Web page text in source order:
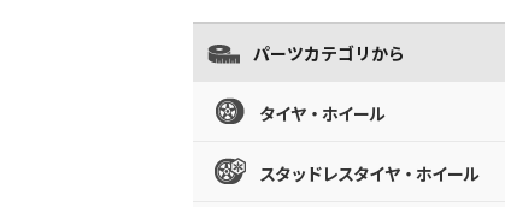
パーツカテゴリから
タイヤ・ホイール
スタッドレスタイヤ・ホイール